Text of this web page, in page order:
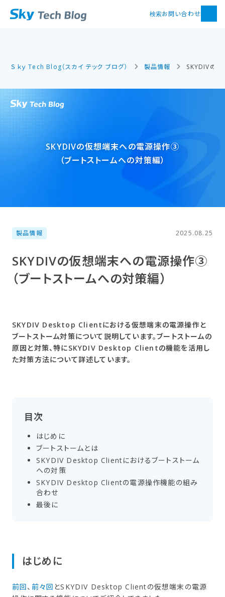
検索お問い合わせ
Ｓｋｙ Tech Blog（スカイ テック ブログ） 製品情報 SKYDIVの仮
SKYDIVの​仮想端末への​電源操作③​
（ブートストームへの​対策編）
製品情報 2025.08.25
SKYDIVの​仮想端末への​電源操作③​
（ブートストームへの​対策編）
SKYDIV Desktop Clientにおける仮想端末の電源操作と
ブートストーム対策について説明しています。ブートストームの
原因と対策、特にSKYDIV Desktop Clientの機能を活用し
た対策方法について詳述しています。
目次
はじめに
ブートストームとは
SKYDIV Desktop Clientに​おける​ブートストーム
への​対策
SKYDIV Desktop Clientの​電源操作機能の​組み
合わせ
最後に
はじめに
前回、 前々回 とSKYDIV Desktop Clientの仮想端末の電源